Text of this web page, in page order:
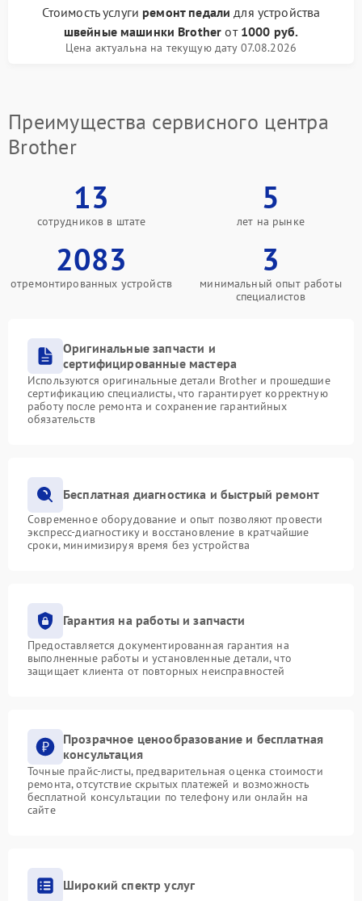
Стоимость услуги ремонт педали для устройства
швейные машинки Brother от 1000 руб.
Цена актуальна на текущую дату 07.08.2026
Преимущества сервисного центра
Brother
13
сотрудников в штате
5
лет на рынке
2083
отремонтированных устройств
3
минимальный опыт работы
специалистов
Оригинальные запчасти и
сертифицированные мастера
Используются оригинальные детали Brother и прошедшие
сертификацию специалисты, что гарантирует корректную
работу после ремонта и сохранение гарантийных
обязательств
Бесплатная диагностика и быстрый ремонт
Современное оборудование и опыт позволяют провести
экспресс-диагностику и восстановление в кратчайшие
сроки, минимизируя время без устройства
Гарантия на работы и запчасти
Предоставляется документированная гарантия на
выполненные работы и установленные детали, что
защищает клиента от повторных неисправностей
Прозрачное ценообразование и бесплатная
консультация
Точные прайс-листы, предварительная оценка стоимости
ремонта, отсутствие скрытых платежей и возможность
бесплатной консультации по телефону или онлайн на
сайте
Широкий спектр услуг